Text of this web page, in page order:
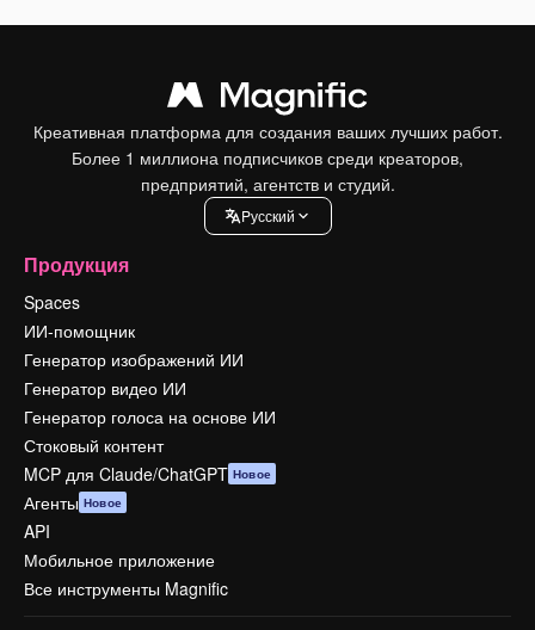
Креативная платформа для создания ваших лучших работ.
Более 1 миллиона подписчиков среди креаторов,
предприятий, агентств и студий.
Pусский
Продукция
Spaces
ИИ-помощник
Генератор изображений ИИ
Генератор видео ИИ
Генератор голоса на основе ИИ
Стоковый контент
MCP для Claude/ChatGPT Новое
Агенты Новое
API
Мобильное приложение
Все инструменты Magnific